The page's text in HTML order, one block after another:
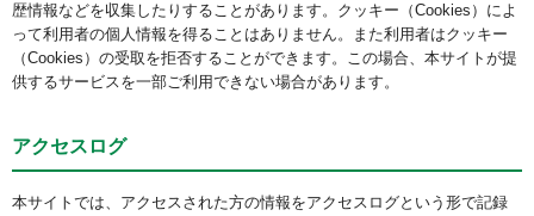
歴情報などを収集したりすることがあります。クッキー（Cookies）によ
って利用者の個人情報を得ることはありません。また利用者はクッキー
（Cookies）の受取を拒否することができます。この場合、本サイトが提
供するサービスを一部ご利用できない場合があります。
アクセスログ
本サイトでは、アクセスされた方の情報をアクセスログという形で記録